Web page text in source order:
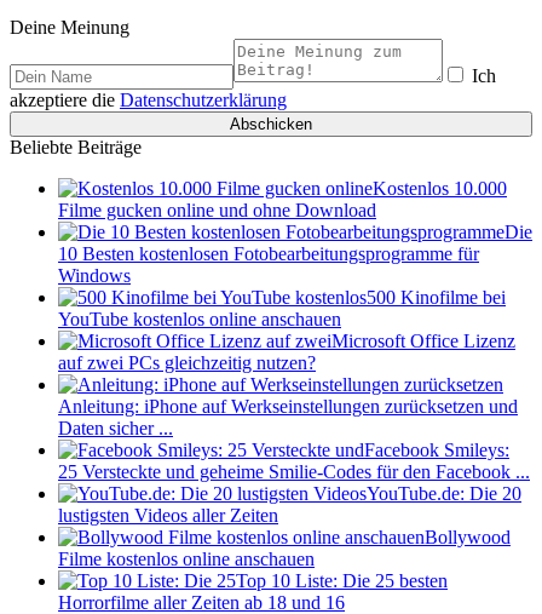
Deine Meinung
Ich
akzeptiere die Datenschutzerklärung
Beliebte Beiträge
Kostenlos 10.000
Filme gucken online und ohne Download
Die
10 Besten kostenlosen Fotobearbeitungsprogramme für
Windows
500 Kinofilme bei
YouTube kostenlos online anschauen
Microsoft Office Lizenz
auf zwei PCs gleichzeitig nutzen?
Anleitung: iPhone auf Werkseinstellungen zurücksetzen und
Daten sicher ...
Facebook Smileys:
25 Versteckte und geheime Smilie-Codes für den Facebook ...
YouTube.de: Die 20
lustigsten Videos aller Zeiten
Bollywood
Filme kostenlos online anschauen
Top 10 Liste: Die 25 besten
Horrorfilme aller Zeiten ab 18 und 16